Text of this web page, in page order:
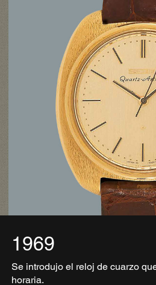
1969
Se introdujo el reloj de cuarzo
horaria.